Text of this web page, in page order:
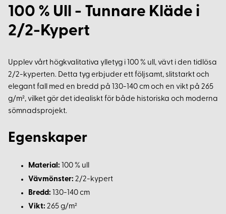
100 % Ull - Tunnare Kläde i
2/2-Kypert
Upplev vårt högkvalitativa ylletyg i 100 % ull, vävt i den tidlösa
2/2-kyperten. Detta tyg erbjuder ett följsamt, slitstarkt och
elegant fall med en bredd på 130-140 cm och en vikt på 265
g/m², vilket gör det idealiskt för både historiska och moderna
sömnadsprojekt.
Egenskaper
Material: 100 % ull
Vävmönster: 2/2-kypert
Bredd: 130-140 cm
Vikt: 265 g/m²